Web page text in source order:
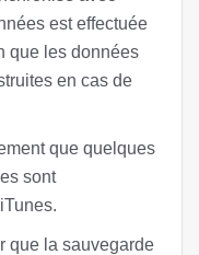
est effectuée
que les données
en cas de
que quelques
sont
que la sauvegarde